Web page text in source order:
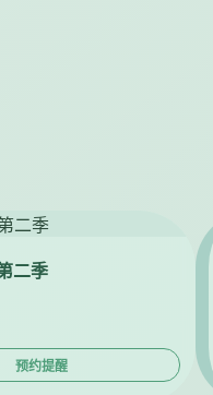
二季
预约提醒